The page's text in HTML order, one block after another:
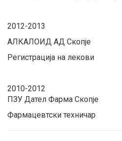
2012-2013
АЛКАЛОИД АД Скопје
Регистрација на лекови
2010-2012
ПЗУ Дател Фарма Скопје
Фармацевтски техничар